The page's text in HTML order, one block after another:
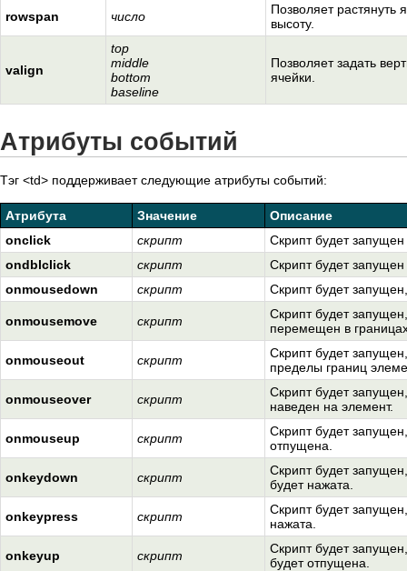
rowspan число
Позволяет растянуть
высоту.
valign
top
middle
bottom
baseline
Позволяет задать
ячейки.
Атрибуты событий
Тэг <td> поддерживает следующие атрибуты событий:
Атрибута Значение
Описание
onclick
скрипт
Скрипт будет
ondblclick
скрипт
Скрипт будет
onmousedown
скрипт Скрипт будет
onmousemove скрипт
Скрипт будет
перемещен в
onmouseout скрипт
Скрипт будет
пределы границ
onmouseover скрипт
Скрипт будет
наведен на элемент.
onmouseup скрипт
Скрипт будет
отпущена.
onkeydown скрипт
Скрипт будет
будет нажата.
onkeypress скрипт
Скрипт будет
нажата.
onkeyup скрипт
Скрипт будет
будет отпущена.